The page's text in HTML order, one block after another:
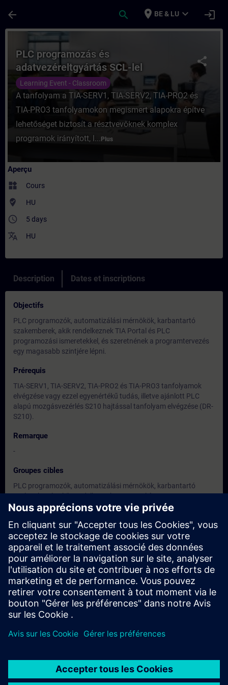
arrow_back search place BE & LU expand_more login
Cours - PLC programozás és
share
PLC programozás és
adatvezéreltgyártás SCL-lel
Learning Event - Classroom
A tanfolyam a TIA-SERV1, TIA-SERV2, TIA-PRO2 és
TIA-PRO3 tanfolyamokon megismert alapokra építve
lehetőséget biztosít a résztvevőknek komplex
programok irányított, l... Plus
Aperçu
widgets Cours
where_to_vote HU
access_time 5 days
translate HU
Description Dates et inscriptions
Objectifs
PLC programozók, automatizálási mérnökök, karbantartó
szakemberek, akik rendelkeznek TIA Portal és PLC
programozási ismeretekkel, és szeretnének a programtervezés
egy magasabb szintjére lépni.
Prérequis
TIA-SERV1, TIA-SERV2, TIA-PRO2 és TIA-PRO3 tanfolyamok
elvégzése vagy ezzel egyenértékű tudás, illetve ajánlott PLC
alapú mozgásvezérlés S210 hajtással tanfolyam elvégzése (DR-
S210).
Remarque
-
Groupes cibles
PLC programozók, automatizálási mérnökök, karbantartó
szakemberek, akik rendelkeznek TIA Portal és PLC
programozási ismeretekkel, és szeretnének a programtervezés
egy magasabb szintjére lépni.
Dates et inscriptions
Actuellement, aucun événement disponible
Inscrivez-vous sur la liste de demandes et recevez une
notification dès que de nouvelles dates sont disponibles.
Activer le service de notification